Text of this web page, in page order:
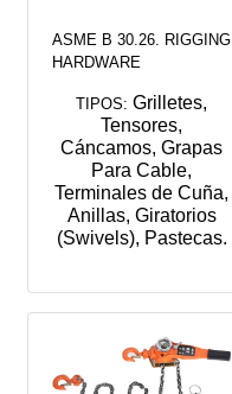
ASME B 30.26. RIGGING
HARDWARE
TIPOS: Grilletes,
Tensores,
Cáncamos, Grapas
Para Cable,
Terminales de Cuña,
Anillas, Giratorios
(Swivels), Pastecas.